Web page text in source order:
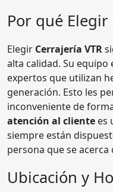
Por qué Elegir
Elegir Cerrajería VTR
alta calidad. Su
expertos que utilizan
generación. Esto les
inconveniente de
atención al cliente es
siempre están
persona que se
Ubicación y